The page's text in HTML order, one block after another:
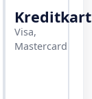
Visa,
Mastercard